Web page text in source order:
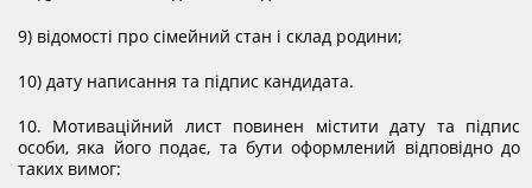
9) відомості про сімейний стан і склад родини;
10) дату написання та підпис кандидата.
10. Мотиваційний лист повинен містити дату та підпис
особи, яка його подає, та бути оформлений відповідно до
таких вимог: